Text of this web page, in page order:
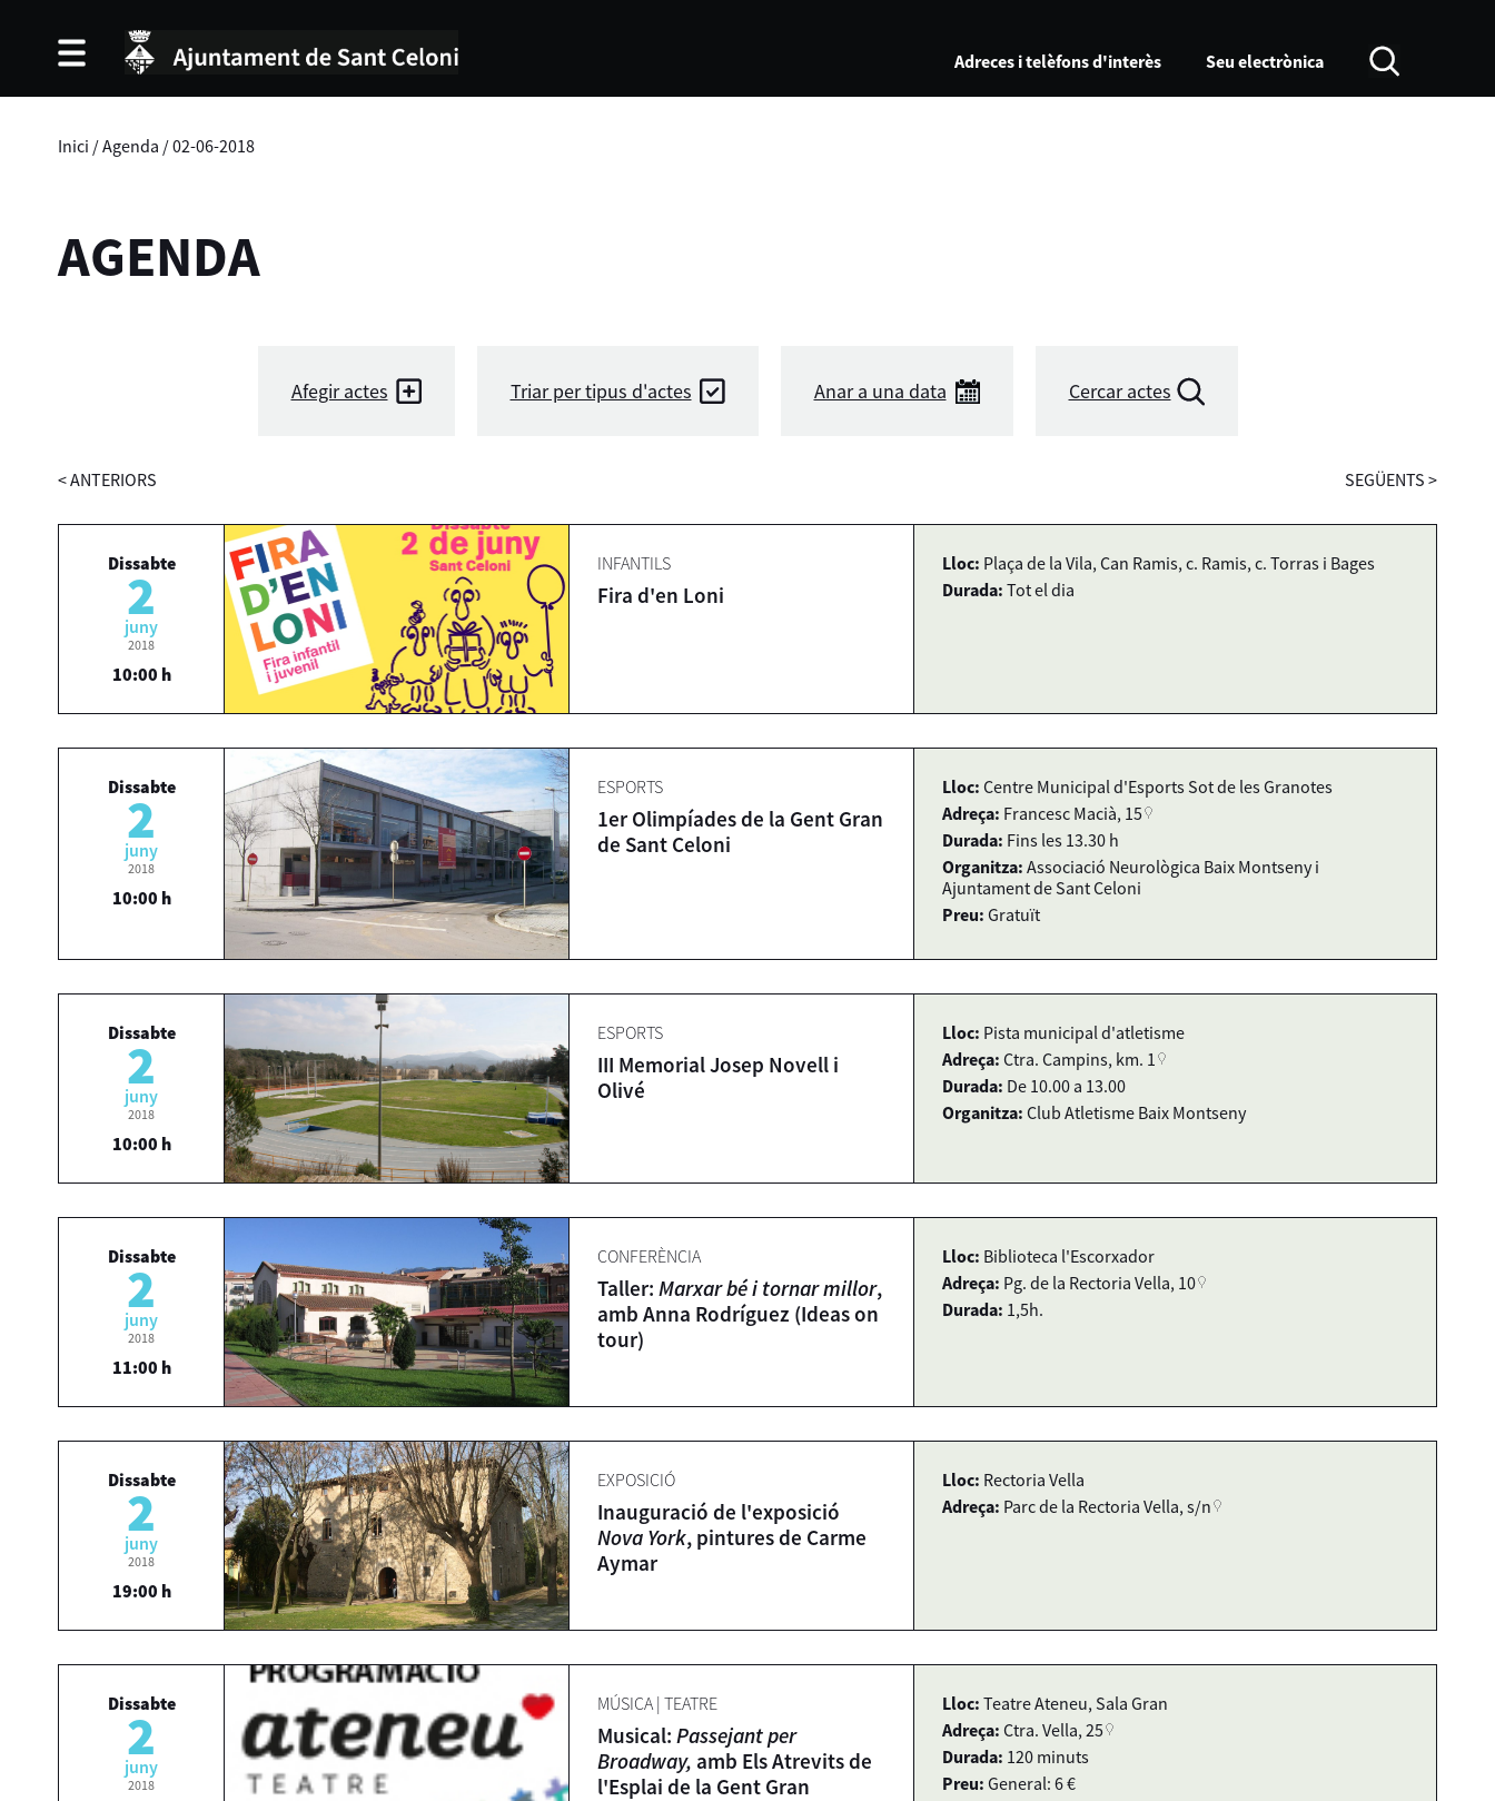
Adreces i telèfons d'interès Seu electrònica
Inici /Agenda /02-06-2018
AGENDA
Afegir actes Triar per tipus d'actes Anar a una data Cercar actes
<ANTERIORS SEGÜENTS >
Dissabte
2
juny
2018
10:00 h
INFANTILS
Fira d'en Loni
Lloc: Plaça de la Vila, Can Ramis, c. Ramis, c. Torras i Bages
Durada: Tot el dia
Dissabte
2
juny
2018
10:00 h
ESPORTS
1er Olimpíades de la Gent Gran
de Sant Celoni
Lloc: Centre Municipal d'Esports Sot de les Granotes
Adreça: Francesc Macià, 15
Durada: Fins les 13.30 h
Organitza: Associació Neurològica Baix Montseny i
Ajuntament de Sant Celoni
Preu: Gratuït
Dissabte
2
juny
2018
10:00 h
ESPORTS
III Memorial Josep Novell i
Olivé
Lloc: Pista municipal d'atletisme
Adreça: Ctra. Campins, km. 1
Durada: De 10.00 a 13.00
Organitza: Club Atletisme Baix Montseny
Dissabte
2
juny
2018
11:00 h
CONFERÈNCIA
Taller: Marxar bé i tornar millor,
amb Anna Rodríguez (Ideas on
tour)
Lloc: Biblioteca l'Escorxador
Adreça: Pg. de la Rectoria Vella, 10
Durada: 1,5h.
Dissabte
2
juny
2018
19:00 h
EXPOSICIÓ
Inauguració de l'exposició
Nova York, pintures de Carme
Aymar
Lloc: Rectoria Vella
Adreça: Parc de la Rectoria Vella, s/n
Dissabte
2
juny
2018
MÚSICA | TEATRE
Musical: Passejant per
Broadway, amb Els Atrevits de
l'Esplai de la Gent Gran
Lloc: Teatre Ateneu, Sala Gran
Adreça: Ctra. Vella, 25
Durada: 120 minuts
Preu: General: 6 €